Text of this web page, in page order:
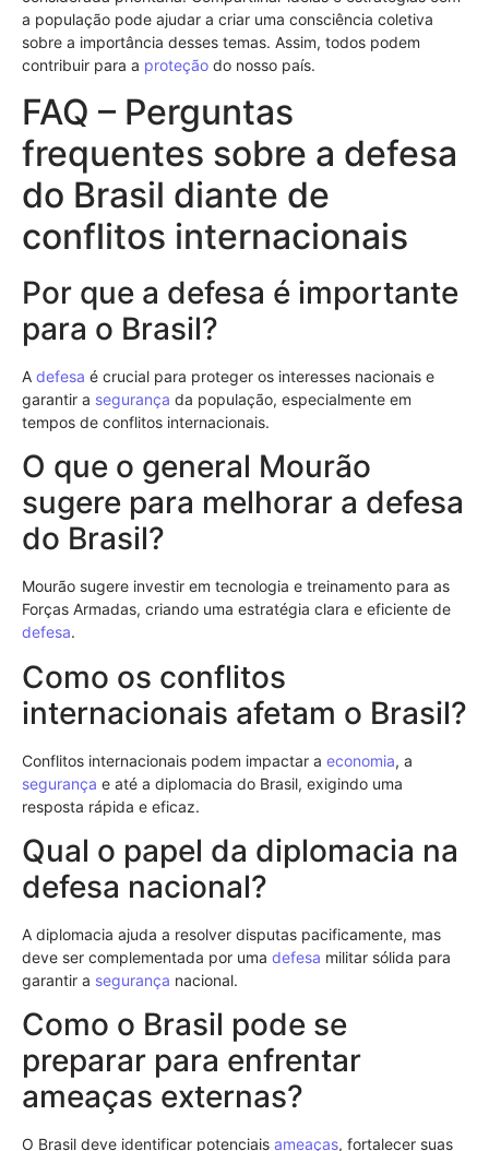
a população pode ajudar a criar uma consciência coletiva
sobre a importância desses temas. Assim, todos podem
contribuir para a proteção do nosso país.
FAQ – Perguntas
frequentes sobre a defesa
do Brasil diante de
conflitos internacionais
Por que a defesa é importante
para o Brasil?
A defesa é crucial para proteger os interesses nacionais e
garantir a segurança da população, especialmente em
tempos de conflitos internacionais.
O que o general Mourão
sugere para melhorar a defesa
do Brasil?
Mourão sugere investir em tecnologia e treinamento para as
Forças Armadas, criando uma estratégia clara e eficiente de
defesa.
Como os conflitos
internacionais afetam o Brasil?
Conflitos internacionais podem impactar a economia, a
segurança e até a diplomacia do Brasil, exigindo uma
resposta rápida e eficaz.
Qual o papel da diplomacia na
defesa nacional?
A diplomacia ajuda a resolver disputas pacificamente, mas
deve ser complementada por uma defesa militar sólida para
garantir a segurança nacional.
Como o Brasil pode se
preparar para enfrentar
ameaças externas?
O Brasil deve identificar potenciais ameaças, fortalecer suas